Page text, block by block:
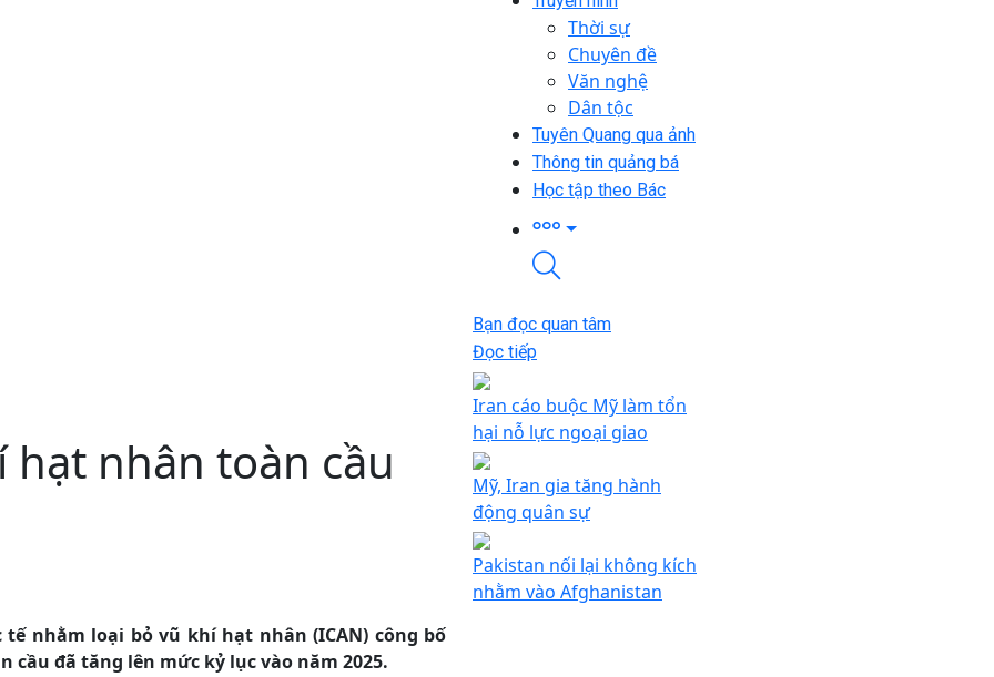
Thời sự
Chuyên đề
Văn nghệ
Dân tộc
Tuyên Quang qua ảnh
Thông tin quảng bá
Học tập theo Bác
hạt nhân toàn cầu
tế nhằm loại bỏ vũ khí hạt nhân (ICAN) công bố
đã tăng lên mức kỷ lục vào năm 2025.
Bạn đọc quan tâm
Đọc tiếp
Iran cáo buộc Mỹ làm tổn
hại nỗ lực ngoại giao
Mỹ, Iran gia tăng hành
động quân sự
Pakistan nối lại không kích
nhằm vào Afghanistan